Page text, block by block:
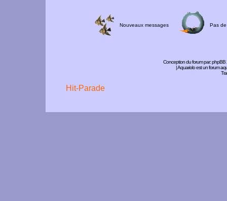
Nouveaux messages Pas
Conception du forum par:phpBB
| Aquariolo est un forum